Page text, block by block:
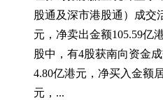
股通及深市港股通）成交
元，净卖出金额105.59亿
股中，有4股获南向资金
4.80亿港元，净买入金额
元，...